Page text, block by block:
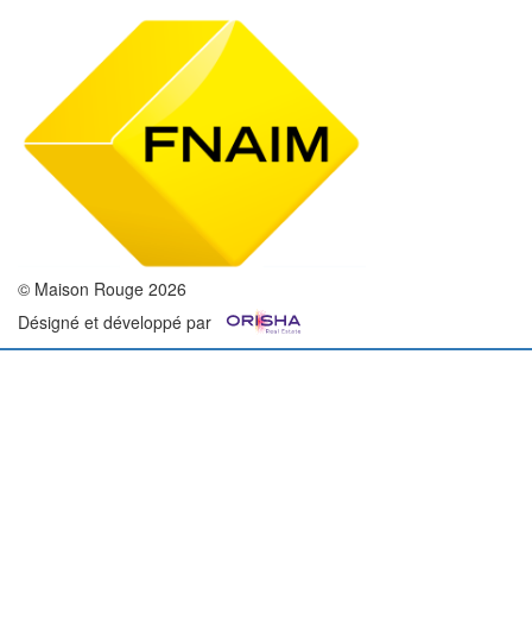
© Maison Rouge 2026
Désigné et développé par